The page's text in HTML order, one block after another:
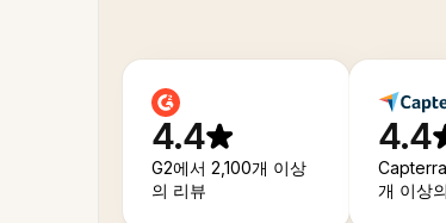
4.4
G2에서 2,100개 이상
의 리뷰
4.4
개 이상